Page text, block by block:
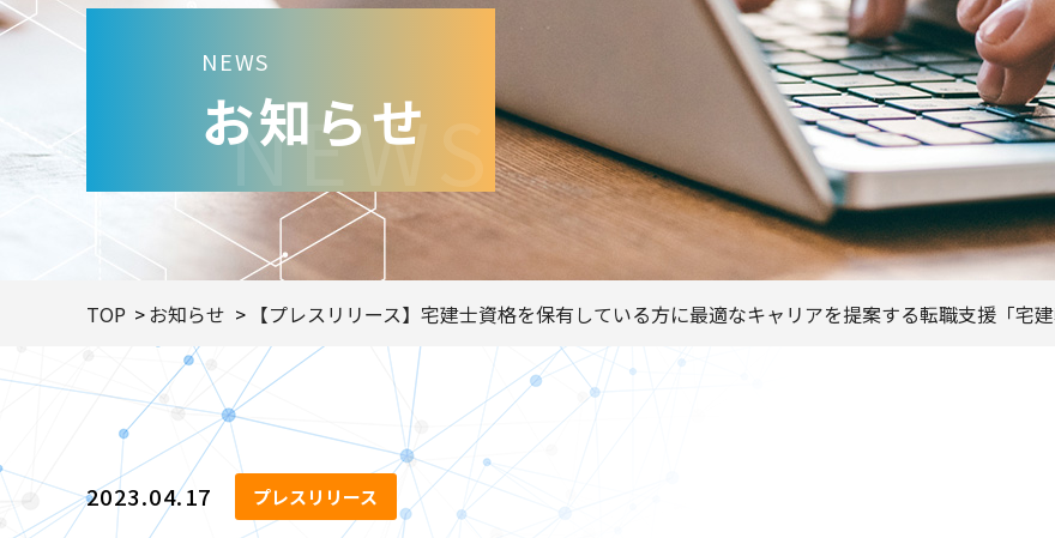
NEWS
お知らせ
NEWS
TOP お知らせ 【プレスリリース】宅建士資格を保有している方に最適なキャリアを提案する転職支援「宅
2023.04.17 プレスリリース